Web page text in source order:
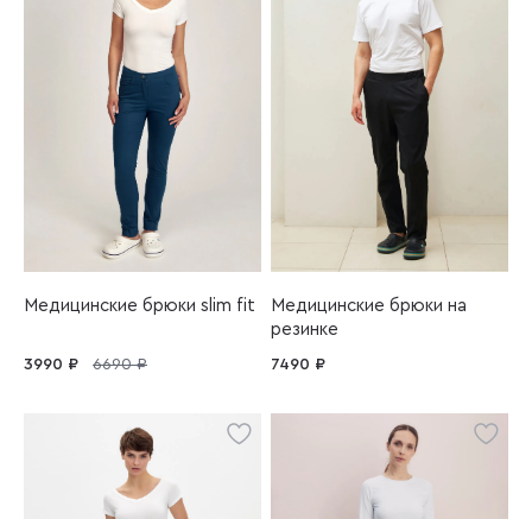
Медицинские брюки slim fit
3990 ₽ 6690 ₽
Медицинские брюки на
резинке
7490 ₽